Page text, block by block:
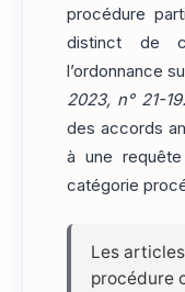
procédure
distinct de
l’ordonnance
2023, n° 21-
des accords
à une
catégorie
Les
procédure